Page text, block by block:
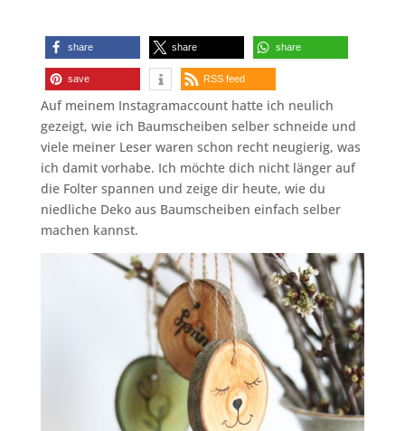
share share share
save RSS feed
Auf meinem Instagramaccount hatte ich neulich
gezeigt, wie ich Baumscheiben selber schneide und
viele meiner Leser waren schon recht neugierig, was
ich damit vorhabe. Ich möchte dich nicht länger auf
die Folter spannen und zeige dir heute, wie du
niedliche Deko aus Baumscheiben einfach selber
machen kannst.